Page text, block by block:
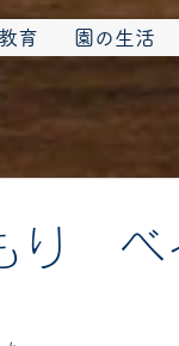
育 園の生活
ベ